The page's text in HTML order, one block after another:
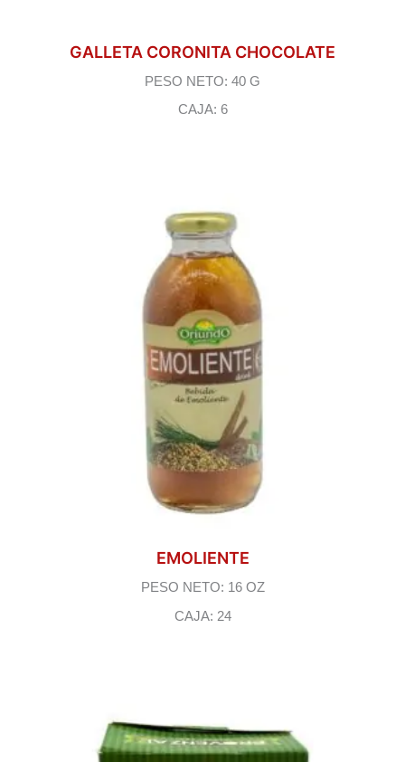
GALLETA CORONITA CHOCOLATE
PESO NETO: 40 G
CAJA: 6
EMOLIENTE
PESO NETO: 16 OZ
CAJA: 24